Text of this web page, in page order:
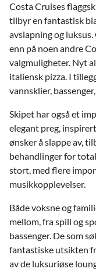
Costa Cruises
tilbyr en fantastisk
avslapning og
enn på noen andre
valgmuligheter. Nyt
italiensk pizza. I
vannsklier,
Skipet har også et
elegant preg,
ønsker å slappe av,
behandlinger for
stort, med flere
musikkopplevelser.
Både voksne og
mellom, fra spill og
bassenger. De som
fantastiske utsikten
av de luksuriøse